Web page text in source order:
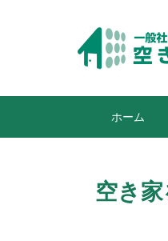
ホーム
空き家